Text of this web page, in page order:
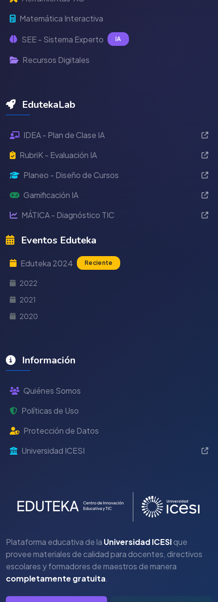
Matemática Interactiva
SEE - Sistema Experto IA
Recursos Digitales
EdutekaLab
IDEA - Plan de Clase IA
RubriK - Evaluación IA
Planeo - Diseño de Cursos
Gamificación IA
MÁTICA - Diagnóstico TIC
Eventos Eduteka
Eduteka 2024 Reciente
2022
2021
2020
Información
Quiénes Somos
Políticas de Uso
Protección de Datos
Universidad ICESI
Plataforma educativa de la Universidad ICESIque
provee materiales de calidad para docentes, directivos
escolares y formadores de maestros de manera
completamente gratuita.